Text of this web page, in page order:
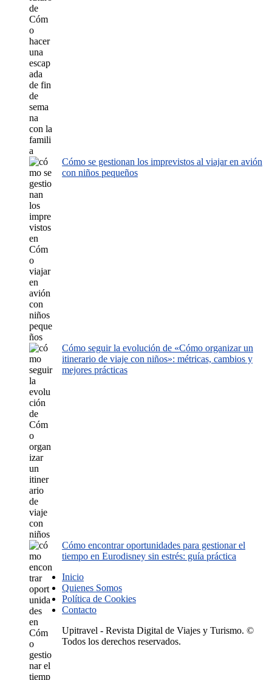
Cómo se gestionan los imprevistos al viajar en avión
con niños pequeños
Cómo seguir la evolución de «Cómo organizar un
itinerario de viaje con niños»: métricas, cambios y
mejores prácticas
Cómo encontrar oportunidades para gestionar el
tiempo en Eurodisney sin estrés: guía práctica
Inicio
Quienes Somos
Política de Cookies
Contacto
Upitravel - Revista Digital de Viajes y Turismo. ©
Todos los derechos reservados.